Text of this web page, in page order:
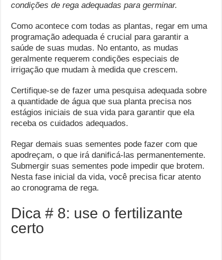
condições de rega adequadas para germinar.
Como acontece com todas as plantas, regar em uma
programação adequada é crucial para garantir a
saúde de suas mudas. No entanto, as mudas
geralmente requerem condições especiais de
irrigação que mudam à medida que crescem.
Certifique-se de fazer uma pesquisa adequada sobre
a quantidade de água que sua planta precisa nos
estágios iniciais de sua vida para garantir que ela
receba os cuidados adequados.
Regar demais suas sementes pode fazer com que
apodreçam, o que irá danificá-las permanentemente.
Submergir suas sementes pode impedir que brotem.
Nesta fase inicial da vida, você precisa ficar atento
ao cronograma de rega.
Dica # 8: use o fertilizante
certo